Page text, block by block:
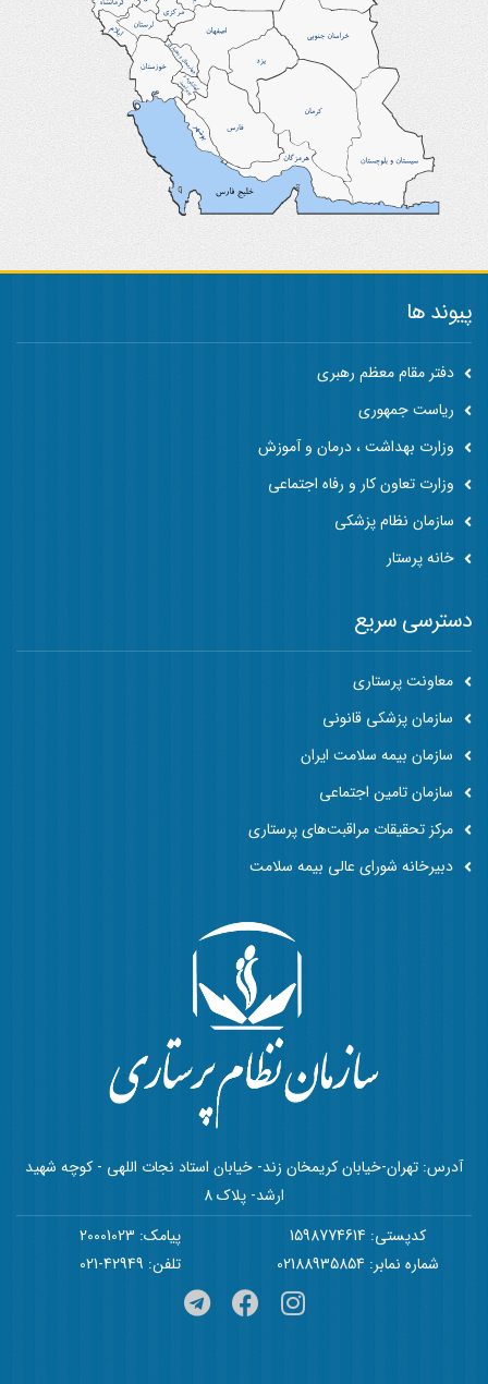
پیوند ها
دفتر مقام معظم رهبری
ریاست جمهوری
وزارت بهداشت ، درمان و آموزش
وزارت تعاون کار و رفاه اجتماعی
سازمان نظام پزشکی
خانه پرستار
آدرس: تهران-خیابان کریمخان زند- خیابان استاد نجات اللهی - کوچه شهید
ارشد- پلاک 8
کدپستی: 1598774614
پیامک: 20001023
شماره نمابر: 02188935854
تلفن: 42949-021
دسترسی سریع
معاونت پرستاری
سازمان پزشکی قانونی
سازمان بیمه سلامت ایران
سازمان تامین اجتماعی
مرکز تحقیقات مراقبت‌های پرستاری
دبیرخانه شورای عالی بیمه سلامت